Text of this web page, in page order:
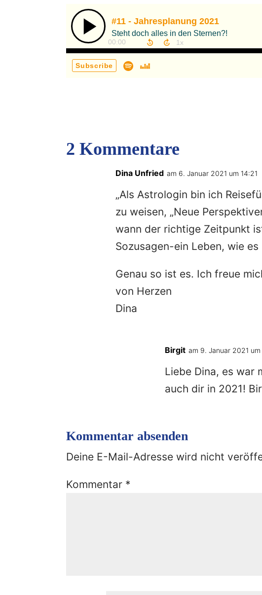
2 Kommentare
Dina Unfried am 6. Januar 2021 um 14:21
„Als Astrologin bin ich
zu weisen, „Neue
wann der richtige Zeitpunkt
Sozusagen-ein Leben, wie
Genau so ist es. Ich freue
von Herzen
Dina
Birgit am 9. Januar 2021 um
Liebe Dina, es war
auch dir in 2021!
Kommentar absenden
Deine E-Mail-Adresse wird nicht
Kommentar *